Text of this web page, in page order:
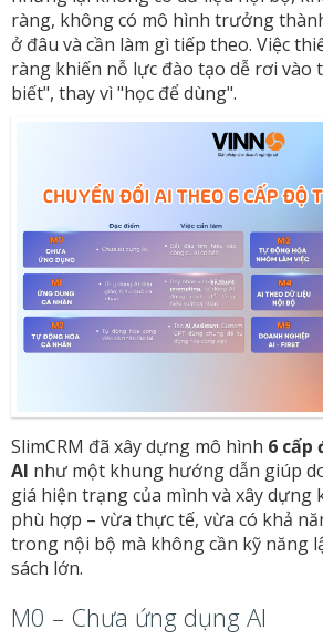
ràng, không có mô hình trưởng
ở đâu và cần làm gì tiếp theo. Việc
ràng khiến nỗ lực đào tạo dễ rơi vào
biết", thay vì "học để dùng".
SlimCRM đã xây dựng mô hình 6
AI như một khung hướng dẫn giúp
giá hiện trạng của mình và xây dựng
phù hợp – vừa thực tế, vừa có khả
trong nội bộ mà không cần kỹ năng
sách lớn.
M0 – Chưa ứng dụng AI